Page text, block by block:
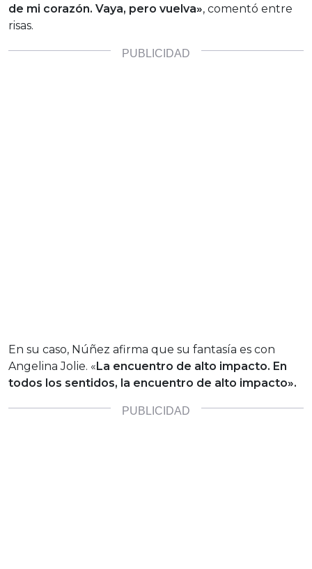
de mi corazón. Vaya, pero vuelva», comentó entre
risas.
En su caso, Núñez afirma que su fantasía es con
Angelina Jolie. «La encuentro de alto impacto. En
todos los sentidos, la encuentro de alto impacto».